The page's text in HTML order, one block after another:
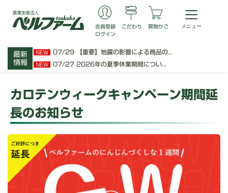
最新
情報
NEW 07/29 【重要】地震の影響による商品の...
NEW 07/27 2026年の夏季休業期間につい...
会員登録
ログイン
こだわり 買物かご
カロテンウィークキャンペーン期間延
長のお知らせ